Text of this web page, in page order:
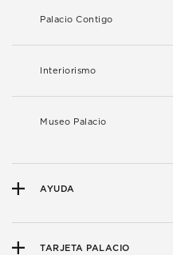
Palacio Contigo
Interiorismo
Museo Palacio
AYUDA
TARJETA PALACIO